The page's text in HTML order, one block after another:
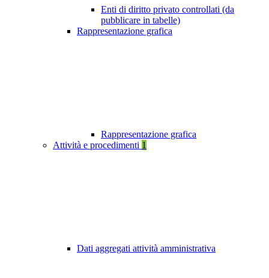
Enti di diritto privato controllati (da
pubblicare in tabelle)
Rappresentazione grafica
Rappresentazione grafica
Attività e procedimenti 1
Dati aggregati attività amministrativa